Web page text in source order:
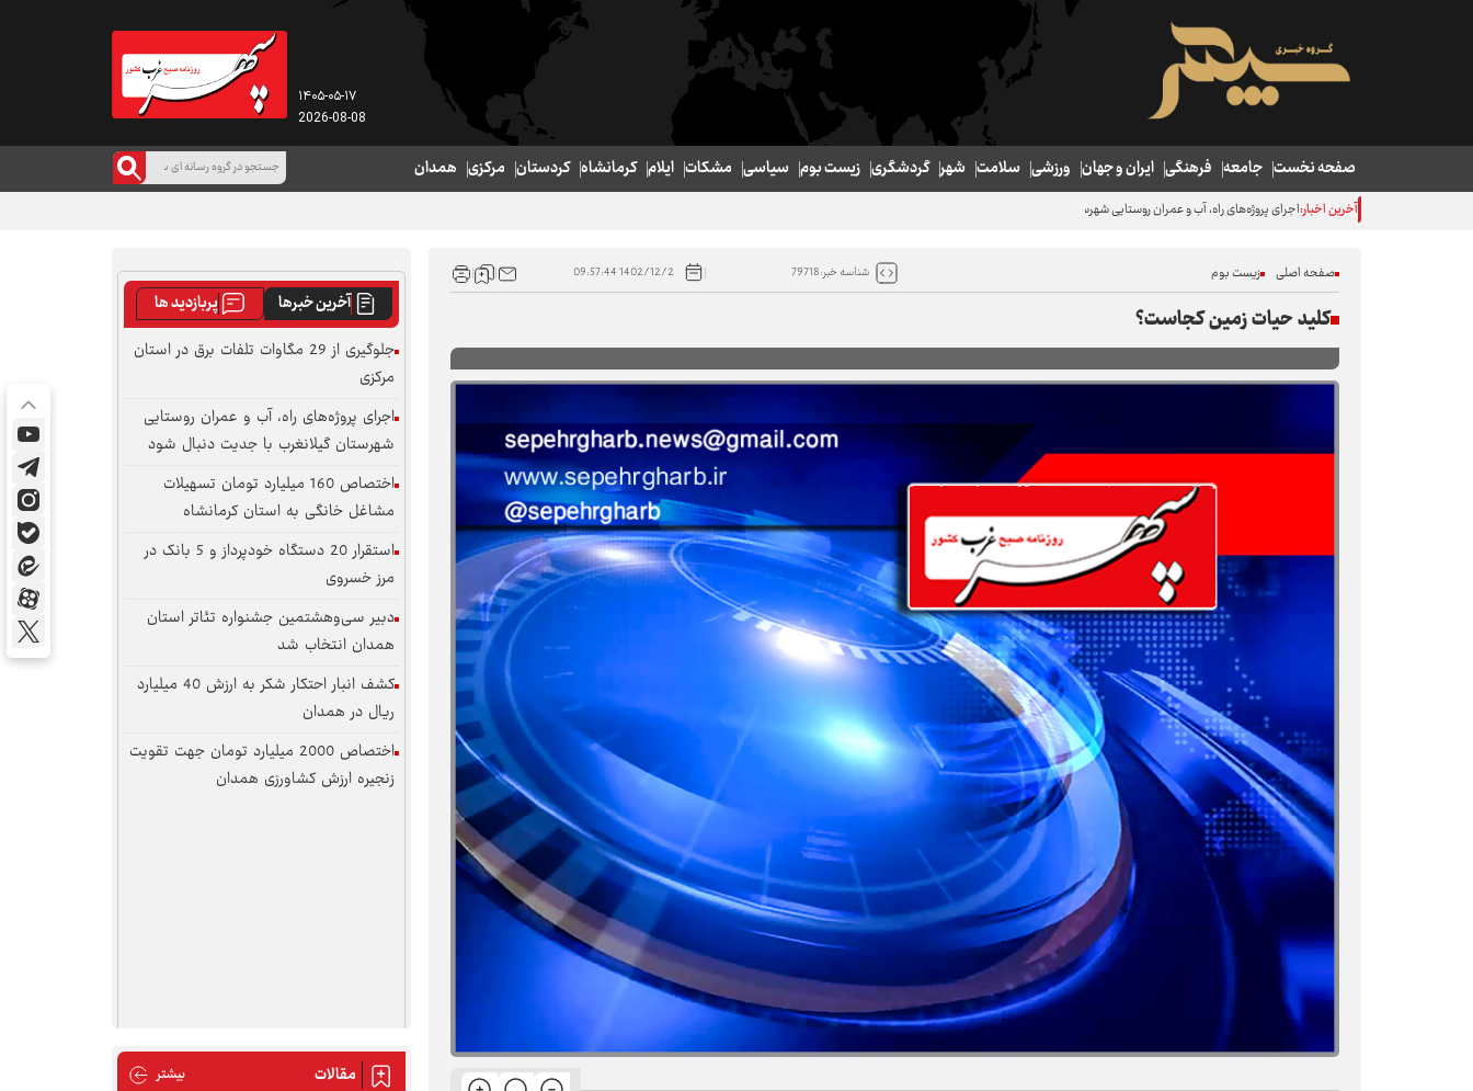
۱۴۰۵-۰۵-۱۷
2026-08-08
صفحه نخست جامعه فرهنگی ایران و جهان ورزشی سلامت شهر گردشگری زیست بوم سیاسی مشکات ایلام کرمانشاه کردستان مرکزی همدان
آخرین اخبار:اجرای پروژه‌های راه، آب و عمران روستایی شهرستان گیلانغرب با جدیت دنبال شود
صفحه اصلی زیست بوم شناسه خبر:79718 1402/12/2 09:57:44
کلید حیات زمین کجاست؟ آخرین خبرها
پربازدید ها
جلوگیری از 29 مگاوات تلفات برق در استان
مرکزی
اجرای پروژه‌های راه، آب و عمران روستایی
شهرستان گیلانغرب با جدیت دنبال شود
اختصاص 160 میلیارد تومان تسهیلات
مشاغل خانگی به استان کرمانشاه
استقرار 20 دستگاه خودپرداز و 5 بانک در
مرز خسروی
دبیر سی‌وهشتمین جشنواره تئاتر استان
همدان انتخاب شد
کشف انبار احتکار شکر به ارزش 40 میلیارد
ریال در همدان
اختصاص 2000 میلیارد تومان جهت تقویت
زنجیره ارزش کشاورزی همدان
مقالات بیشتر مقالات